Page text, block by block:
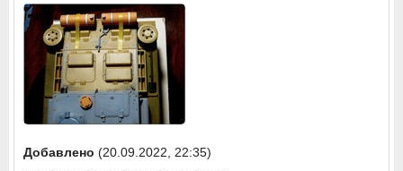
Добавлено (20.09.2022, 22:35)